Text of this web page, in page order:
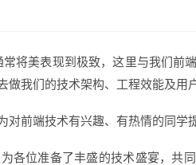
将美表现到极致，这里与我们前
我们的技术架构、工程效能及用
前端技术有兴趣、有热情的同学
各位准备了丰盛的技术盛宴，共